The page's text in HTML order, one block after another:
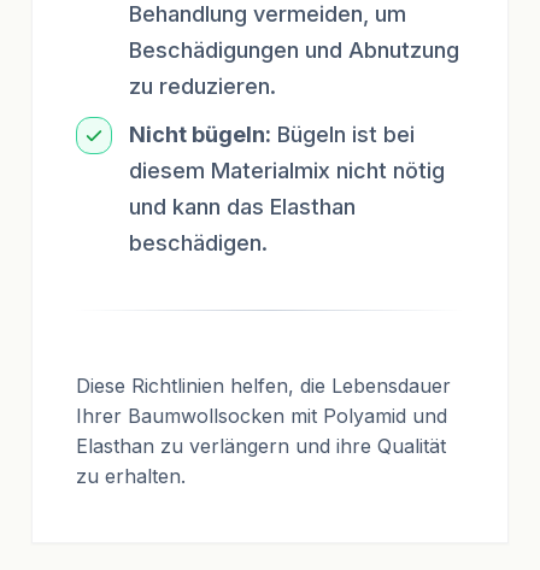
Behandlung vermeiden, um
Beschädigungen und Abnutzung
zu reduzieren.
Nicht bügeln: Bügeln ist bei
diesem Materialmix nicht nötig
und kann das Elasthan
beschädigen.
Diese Richtlinien helfen, die Lebensdauer
Ihrer Baumwollsocken mit Polyamid und
Elasthan zu verlängern und ihre Qualität
zu erhalten.